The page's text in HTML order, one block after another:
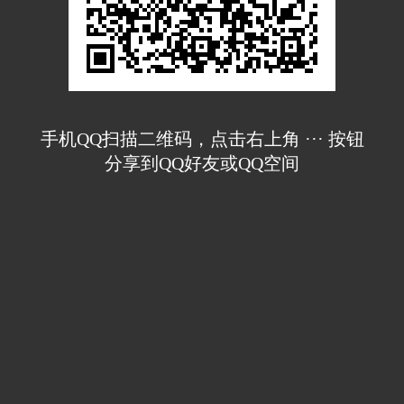
手机QQ扫描二维码，点击右上角 ··· 按钮
分享到QQ好友或QQ空间